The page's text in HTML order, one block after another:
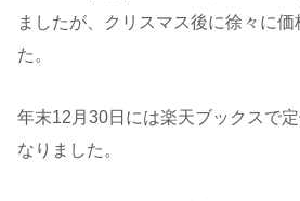
ましたが、クリスマス後に徐々に
た。
年末12月30日には楽天ブックスで
なりました。